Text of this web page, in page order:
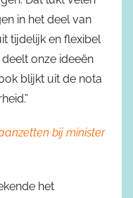
in het deel van
tijdelijk en flexibel
onze ideeën
blijkt uit de nota
bij minister
het